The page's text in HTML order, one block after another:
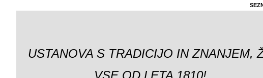
USTANOVA S TRADICIJO IN ZNANJEM,
VSE OD LETA 1810!